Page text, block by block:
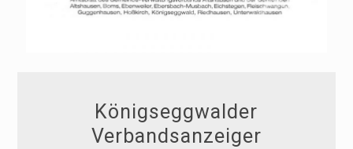
Königseggwalder
Verbandsanzeiger